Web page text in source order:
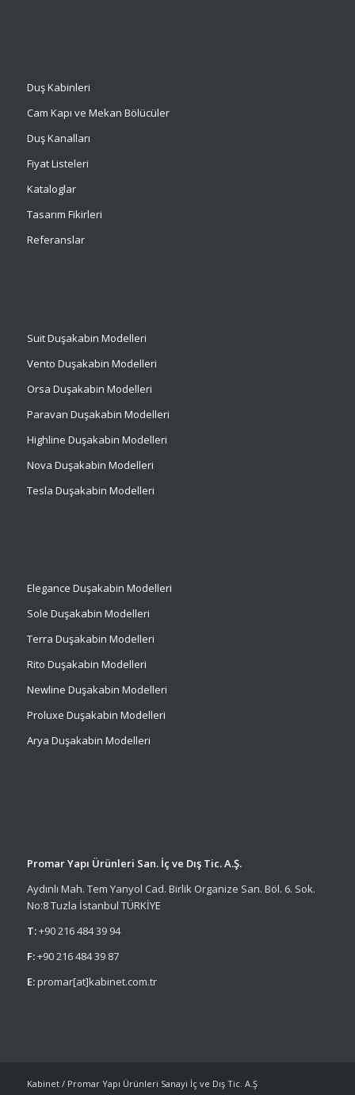
Duş Kabinleri
Cam Kapı ve Mekan Bölücüler
Duş Kanalları
Fiyat Listeleri
Kataloglar
Tasarım Fikirleri
Referanslar
SuitDuşakabin Modelleri
Vento Duşakabin Modelleri
Orsa Duşakabin Modelleri
Paravan Duşakabin Modelleri
Highline Duşakabin Modelleri
Nova Duşakabin Modelleri
Tesla Duşakabin Modelleri
Elegance Duşakabin Modelleri
Sole Duşakabin Modelleri
Terra Duşakabin Modelleri
Rito Duşakabin Modelleri
Newline Duşakabin Modelleri
Proluxe Duşakabin Modelleri
Arya Duşakabin Modelleri
Promar Yapı Ürünleri San. İç ve Dış Tic. A.Ş.
Aydınlı Mah. Tem Yanyol Cad. Birlik Organize San. Böl. 6. Sok.
No:8 Tuzla İstanbul TÜRKİYE
T:+90 216 484 39 94
F:+90 216 484 39 87
E:promar[at]kabinet.com.tr
Kabinet / Promar Yapı Ürünleri Sanayi İç ve Dış Tic. A.Ş